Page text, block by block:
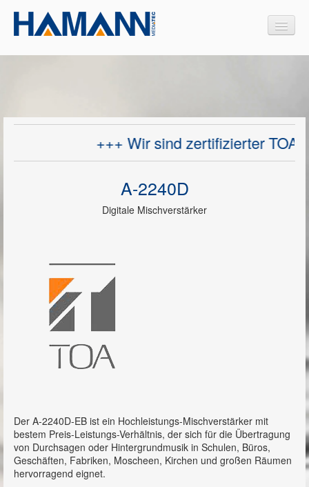
Interaktive Medien
Sprachalarmierungssysteme
Mischverstärker / Mixer
A-2000D-Serie
A-2240DD
A-2240D
A-2120DD
A-2060DD
+++ Wir sind zertifizierter TOA
A-2240D
Digitale Mischverstärker
Der A-2240D-EB ist ein Hochleistungs-Mischverstärker mit
bestem Preis-Leistungs-Verhältnis, der sich für die Übertragung
von Durchsagen oder Hintergrundmusik in Schulen, Büros,
Geschäften, Fabriken, Moscheen, Kirchen und großen Räumen
hervorragend eignet.